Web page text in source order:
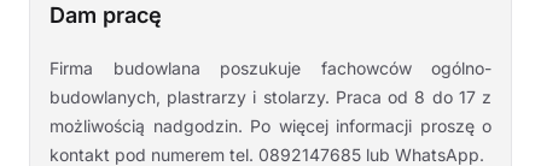
Dam pracę
Firma budowlana poszukuje fachowców ogólno-
budowlanych, plastrarzy i stolarzy. Praca od 8 do 17 z
możliwością nadgodzin. Po więcej informacji proszę o
kontakt pod numerem tel. 0892147685 lub WhatsApp.